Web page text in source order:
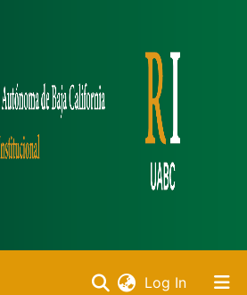
Log In(current)